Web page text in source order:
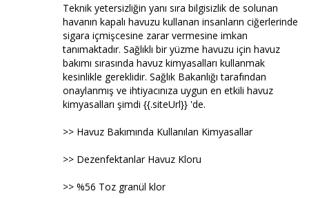
Teknik yetersizliğin yanı sıra bilgisizlik de solunan
havanın kapalı havuzu kullanan insanların ciğerlerinde
sigara içmişcesine zarar vermesine imkan
tanımaktadır. Sağlıklı bir yüzme havuzu için havuz
bakımı sırasında havuz kimyasalları kullanmak
kesinlikle gereklidir. Sağlık Bakanlığı tarafından
onaylanmış ve ihtiyacınıza uygun en etkili havuz
kimyasalları şimdi {{.siteUrl}} 'de.
>> Havuz Bakımında Kullanılan Kimyasallar
>> Dezenfektanlar Havuz Kloru
>> %56 Toz granül klor